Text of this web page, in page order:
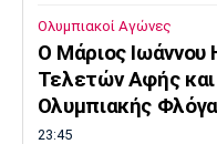
Ολυμπιακοί Αγώνες
O Μάριος
Τελετών Αφής
Ολυμπιακής
23:45